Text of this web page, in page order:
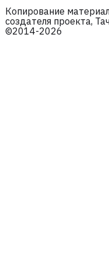
Копирование
создателя проекта,
©2014-2026